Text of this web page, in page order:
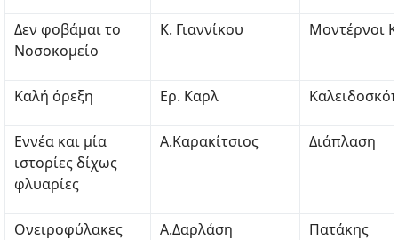
Δεν φοβάμαι το
Νοσοκομείο
Κ. Γιαννίκου Μοντέρνοι
Καλή όρεξη Ερ. Καρλ
Εννέα και μία
ιστορίες δίχως
φλυαρίες
Α.Καρακίτσιος Διάπλαση
Ονειροφύλακες Α.Δαρλάση Πατάκης